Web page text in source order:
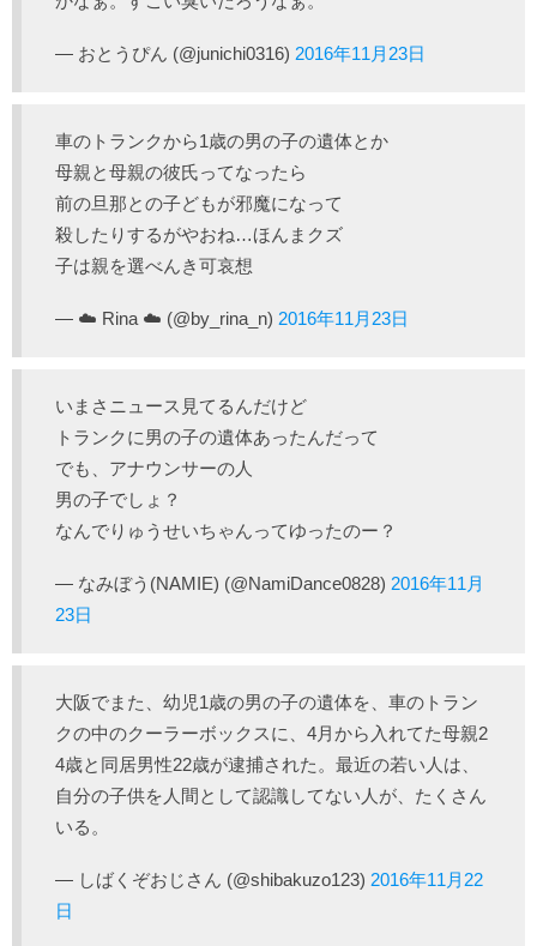
— おとうぴん (@junichi0316) 2016年11月23日
車のトランクから1歳の男の子の遺体とか
母親と母親の彼氏ってなったら
前の旦那との子どもが邪魔になって
殺したりするがやおね…ほんまクズ
子は親を選べんき可哀想
— ☁️ Rina ☁️ (@by_rina_n) 2016年11月23日
いまさニュース見てるんだけど
トランクに男の子の遺体あったんだって
でも、アナウンサーの人
男の子でしょ？
なんでりゅうせいちゃんってゆったのー？
— なみぼう(NAMIE) (@NamiDance0828) 2016年11月
23日
大阪でまた、幼児1歳の男の子の遺体を、車のトラン
クの中のクーラーボックスに、4月から入れてた母親2
4歳と同居男性22歳が逮捕された。最近の若い人は、
自分の子供を人間として認識してない人が、たくさん
いる。
— しばくぞおじさん (@shibakuzo123) 2016年11月22
日